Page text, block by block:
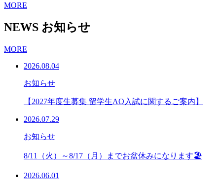
MORE
NEWS お知らせ
MORE
2026.08.04
お知らせ
【2027年度生募集 留学生AO入試に関するご案内】
2026.07.29
お知らせ
8/11（火）～8/17（月）までお盆休みになります🏖
2026.06.01